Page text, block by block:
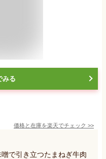
みる
価格と在庫を楽天でチェック >>
で引き立つたまねぎ牛肉